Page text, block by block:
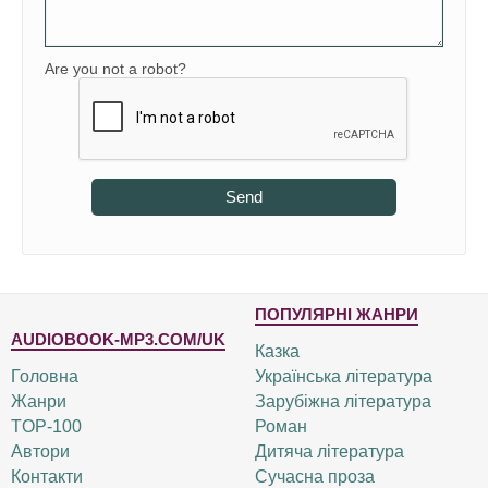
Are you not a robot?
Send
AUDIOBOOK-MP3.COM/UK
Головна
Жанри
TOP-100
Автори
Контакти
ПОПУЛЯРНІ ЖАНРИ
Казка
Українська література
Зарубіжна література
Роман
Дитяча література
Сучасна проза